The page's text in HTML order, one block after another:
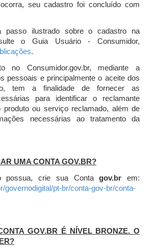
seu cadastro foi concluído com
passo ilustrado sobre o cadastro na
o Guia Usuário - Consumidor,
.
no Consumidor.gov.br, mediante a
pessoais e principalmente o aceite dos
tem a finalidade de fornecer as
para identificar o reclamante
produto ou serviço reclamado, além de
necessárias ao tratamento da
UMA CONTA GOV.BR?
possua, crie sua Contagov.br em:
governodigital/pt-br/conta-gov-br/conta-
GOV.BR É NÍVEL BRONZE. O